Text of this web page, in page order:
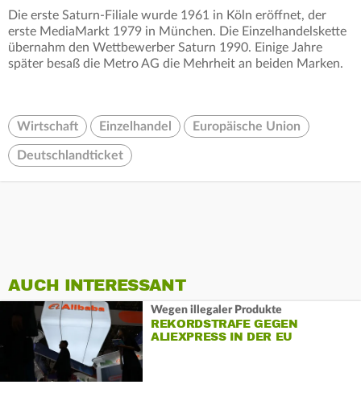
Die erste Saturn-Filiale wurde 1961 in Köln eröffnet, der
erste MediaMarkt 1979 in München. Die Einzelhandelskette
übernahm den Wettbewerber Saturn 1990. Einige Jahre
später besaß die Metro AG die Mehrheit an beiden Marken.
Wirtschaft Einzelhandel Europäische Union
Deutschlandticket
AUCH INTERESSANT
Wegen illegaler Produkte
REKORDSTRAFE GEGEN
ALIEXPRESS IN DER EU